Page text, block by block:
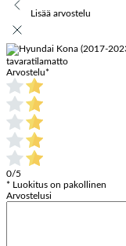
Lisää arvostelu
tavaratilamatto
Arvostelu*
0/5
* Luokitus on pakollinen
Arvostelusi